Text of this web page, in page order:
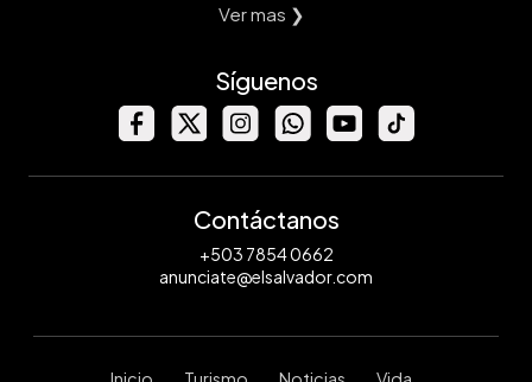
Ver mas ❯
Síguenos
Contáctanos
+503 7854 0662
anunciate@elsalvador.com